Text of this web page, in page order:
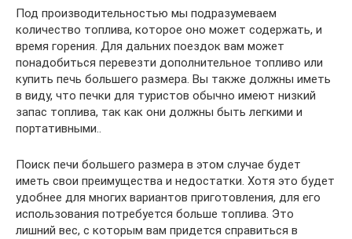
Под производительностью мы подразумеваем
количество топлива, которое оно может содержать, и
время горения. Для дальних поездок вам может
понадобиться перевезти дополнительное топливо или
купить печь большего размера. Вы также должны иметь
в виду, что печки для туристов обычно имеют низкий
запас топлива, так как они должны быть легкими и
портативными..
Поиск печи большего размера в этом случае будет
иметь свои преимущества и недостатки. Хотя это будет
удобнее для многих вариантов приготовления, для его
использования потребуется больше топлива. Это
лишний вес, с которым вам придется справиться в